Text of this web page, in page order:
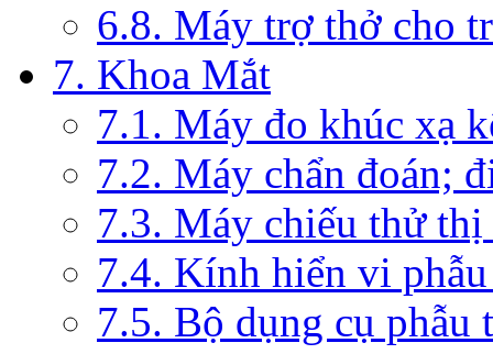
6.8. Máy trợ thở cho
7. Khoa Mắt
7.1. Máy đo khúc xạ
7.2. Máy chẩn đoán;
7.3. Máy chiếu thử
7.4. Kính hiển vi
7.5. Bộ dụng cụ phẫu